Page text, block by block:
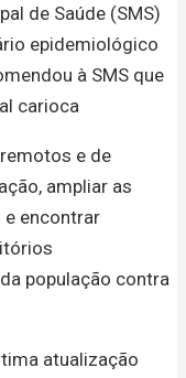
de Saúde (SMS)
epidemiológico
à SMS que
carioca
e de
ampliar as
e encontrar
população contra
atualização